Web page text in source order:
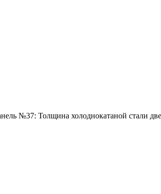
№37: Толщина холоднокатаной стали